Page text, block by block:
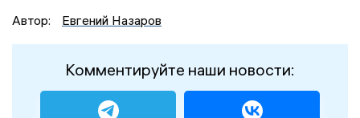
Автор:
Евгений Назаров
Комментируйте наши новости: